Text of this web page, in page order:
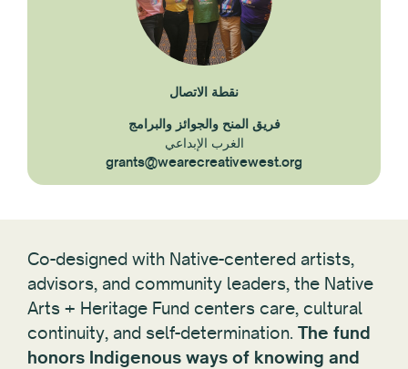
نقطة الاتصال
فريق المنح والجوائز والبرامج
الغرب الإبداعي
grants@wearecreativewest.org
Co-designed with Native-centered artists,
advisors, and community leaders, the Native
Arts + Heritage Fund centers care, cultural
continuity, and self-determination. The fund
honors Indigenous ways of knowing and